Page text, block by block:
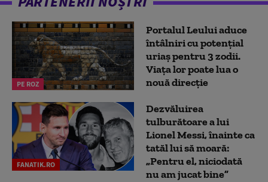
PE ROZ
Portalul Leului aduce
întâlniri cu potențial
uriaș pentru 3 zodii.
Viața lor poate lua o
nouă direcție
FANATIK.RO
Dezvăluirea
tulburătoare a lui
Lionel Messi, înainte ca
tatăl lui să moară:
„Pentru el, niciodată
nu am jucat bine”